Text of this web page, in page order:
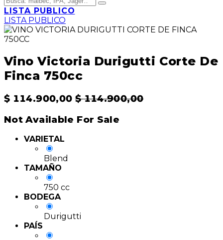
LISTA PUBLICO
LISTA PUBLICO
Vino Victoria Durigutti Corte De
Finca 750cc
$ 114.900,00 $114.900,00
Not Available For Sale
VARIETAL
Blend
TAMAÑO
750 cc
BODEGA
Durigutti
PAÍS